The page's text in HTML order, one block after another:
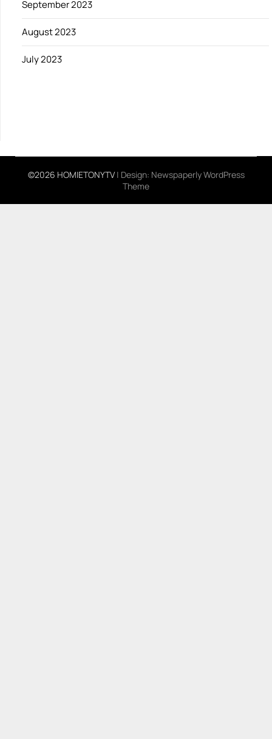
September 2023
August 2023
July 2023
©2026 HOMIETONYTV| Design: Newspaperly WordPress
Theme